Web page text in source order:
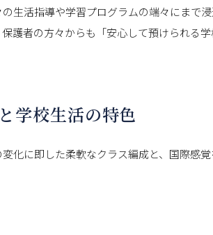
生活指導や学習プログラムの端々にまで
護者の方々からも「安心して預けられる
学校生活の特色
化に即した柔軟なクラス編成と、国際感